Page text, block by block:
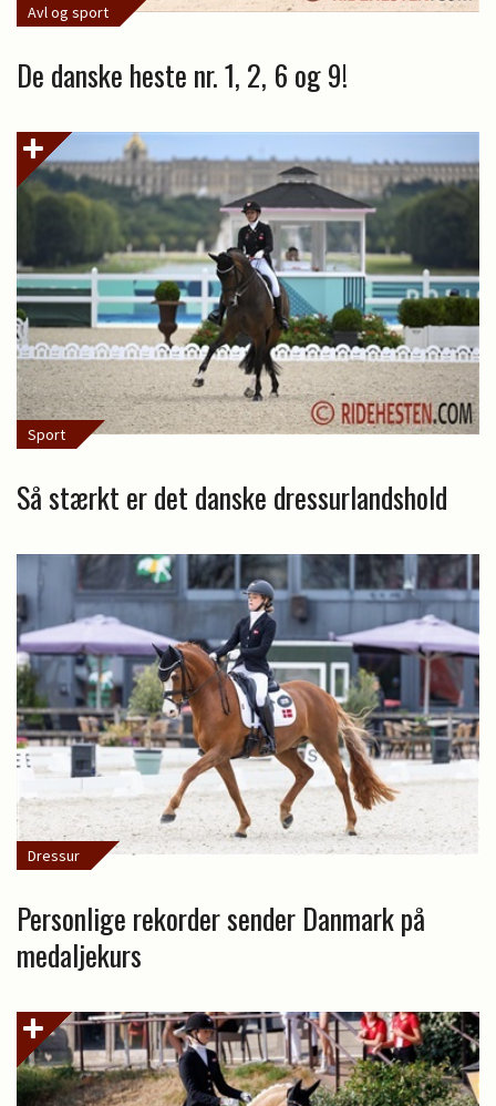
Avl og sport
De danske heste nr. 1, 2, 6 og 9!
Sport
Så stærkt er det danske dressurlandshold
Dressur
Personlige rekorder sender Danmark på
medaljekurs